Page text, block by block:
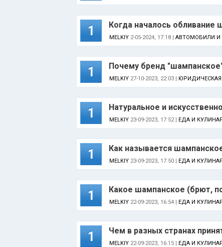
1 Когда началось
MELKIY 2-05-2024, 17:18 | АВТОМОБИЛИ
1 Почему бренд
MELKIY 27-10-2023, 22:03 |
1 Натуральное и
MELKIY 23-09-2023, 17:52 | ЕДА И
1 Как называется
MELKIY 23-09-2023, 17:50 | ЕДА И
1 Какое шампанское (брют,
MELKIY 22-09-2023, 16:54 | ЕДА И
1 Чем в разных странах
MELKIY 22-09-2023, 16:15 | ЕДА И